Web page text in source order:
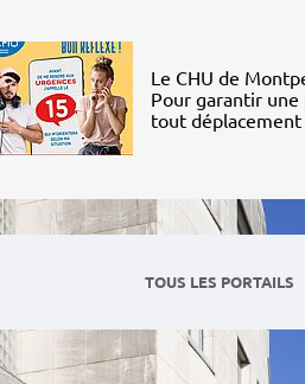
Le CHU de
Pour garantir une
tout déplacement
TOUS LES PORTAILS